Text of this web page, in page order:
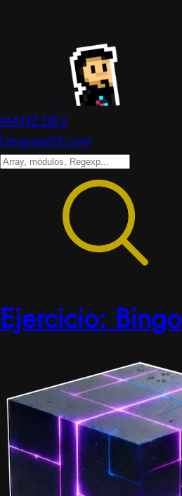
MANZ.DEV
LenguajeJS.com
Ejercicio: Bingo